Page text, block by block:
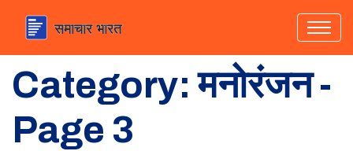
Category: मनोरंजन -
Page 3